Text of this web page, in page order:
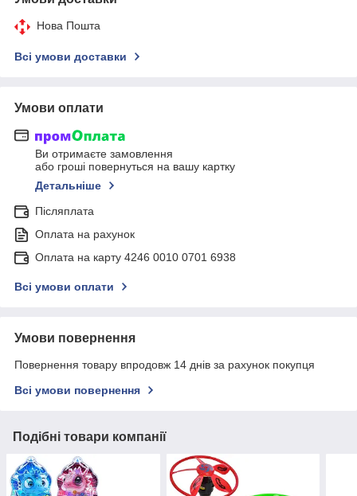
Нова Пошта
Всі умови доставки
Умови оплати
Ви отримаєте замовлення
або гроші повернуться на вашу картку
Детальніше
Післяплата
Оплата на рахунок
Оплата на карту 4246 0010 0701 6938
Всі умови оплати
Умови повернення
Повернення товару впродовж 14 днів за рахунок покупця
Всі умови повернення
Подібні товари компанії